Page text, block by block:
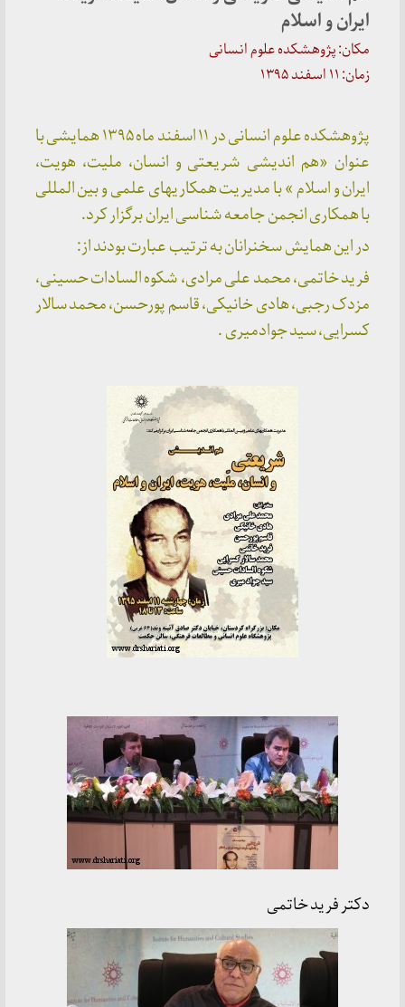
ایران و اسلام
مکان: پژوهشکده علوم انسانی
زمان: ۱۱ اسفند ۱۳۹۵
پژوهشکده علوم انسانی در ۱۱ اسفند ماه ۱۳۹۵ همایشی با
عنوان «هم اندیشی شریعتی و انسان، ملیت، هویت،
ایران و اسلام » با مدیریت همکاریهای علمی و بین المللی
با همکاری انجمن جامعه شناسی ایران برگزار کرد.
در این همایش سخنرانان به ترتیب عبارت بودند از:
فرید خاتمی، محمد علی مرادی، شکوه السادات حسینی،
مزدک رجبی، هادی خانیکی، قاسم پورحسن، محمد سالار
کسرایی، سید جوادمیری .
دکتر فرید خاتمی